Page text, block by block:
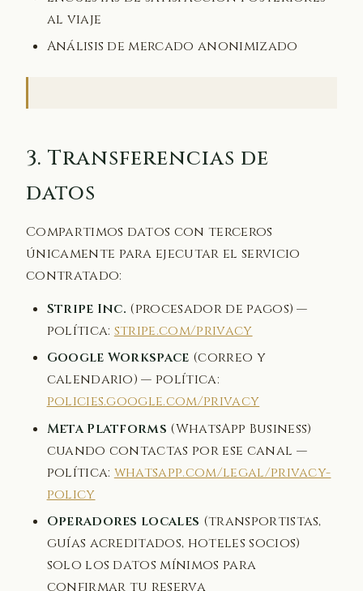
al viaje
Análisis de mercado anonimizado
3. Transferencias de
datos
Compartimos datos con terceros
únicamente para ejecutar el servicio
contratado:
Stripe Inc. (procesador de pagos) —
política: stripe.com/privacy
Google Workspace (correo y
calendario) — política:
policies.google.com/privacy
Meta Platforms (WhatsApp Business)
cuando contactas por ese canal —
política: whatsapp.com/legal/privacy-
policy
Operadores locales (transportistas,
guías acreditados, hoteles socios)
solo los datos mínimos para
confirmar tu reserva